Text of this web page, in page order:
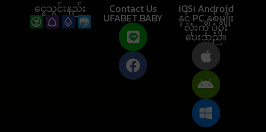
ငွေသွင်းနည်း Contact Us
UFABET.BABY
iOS၊ Android
နှင့် PC နှစ်မျိုး
လုံးကို ပံ့ပိုး
ပေးသည်။